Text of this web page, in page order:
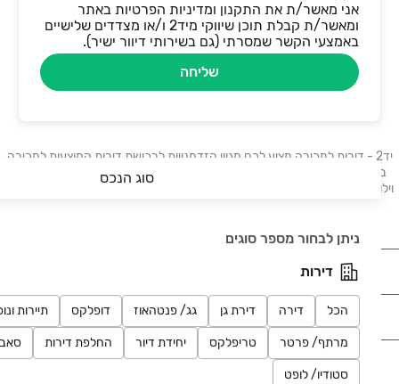
סוג הנכס
ניתן לבחור מספר סוגים
דירות
הכל דירה דירת גן גג/ פנטהאוז דופלקס תיירות
מרתף/ פרטר טריפלקס יחידת דיור החלפת דירות
סטודיו/ לופט
אני מאשר/ת את התקנון ומדיניות הפרטיות באתר
ומאשר/ת קבלת תוכן שיווקי מיד2 ו/או מצדדים שלישיים
באמצעי הקשר שמסרתי (גם בשירותי דיוור ישיר).
שליחה
יד2 - דירות למכירה מציע לכם מגוון הזדמנויות לרכישת דירות המוצעות למכירה
ברחבי הארץ. בלוח תמצאו דירות, דירות גן, דירות יוקרה ונכסים נוספים: בתים,
וילות, פנטהאוזים, קוטג׳ים, ועוד. דירות למכירה בתל אביב, דירות למכירה בחיפה,
מוצרים